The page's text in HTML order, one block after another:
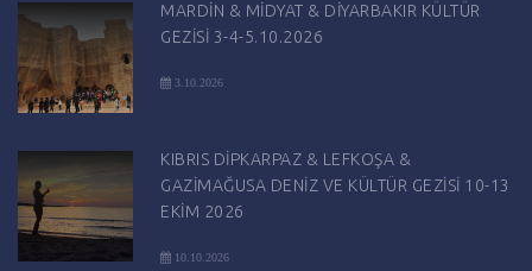
MARDİN & MİDYAT & DİYARBAKIR KÜLTÜR
GEZİSİ 3-4-5.10.2026
3.10.2026
KIBRIS DİPKARPAZ & LEFKOŞA &
GAZİMAĞUSA DENİZ VE KÜLTÜR GEZİSİ 10-13
EKİM 2026
10.10.2026